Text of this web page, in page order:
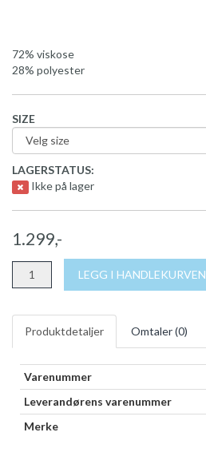
72% viskose
28% polyester
SIZE
LAGERSTATUS:
Ikke på lager
1.299,-
LEGG I HANDLEKURVEN
Produktdetaljer Omtaler (0)
Varenummer
Leverandørens varenummer
Merke